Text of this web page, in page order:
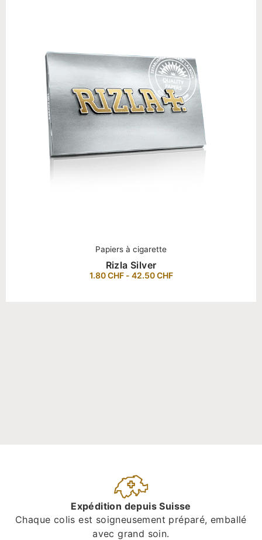
Papiers à cigarette
Rizla Silver
1.80CHF- 42.50CHF
Expédition depuis Suisse
Chaque colis est soigneusement préparé, emballé
avec grand soin.